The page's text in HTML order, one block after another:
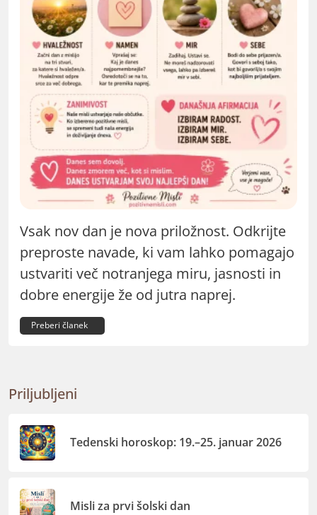
Vsak nov dan je nova priložnost. Odkrijte
preproste navade, ki vam lahko pomagajo
ustvariti več notranjega miru, jasnosti in
dobre energije že od jutra naprej.
Preberi članek
Priljubljeni
Tedenski horoskop: 19.–25. januar 2026
Misli za prvi šolski dan